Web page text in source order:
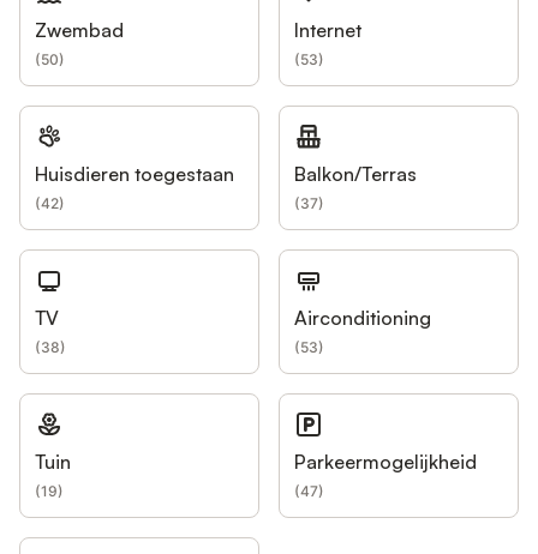
Zwembad
(50)
Internet
(53)
Huisdieren toegestaan
(42)
Balkon/Terras
(37)
TV
(38)
Airconditioning
(53)
Tuin
(19)
Parkeermogelijkheid
(47)